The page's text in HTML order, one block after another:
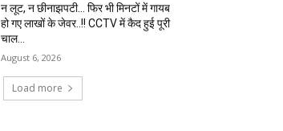
न लूट, न छीनाझपटी… फिर भी मिनटों में गायब
हो गए लाखों के जेवर..!! CCTV में कैद हुई पूरी
चाल…
August 6, 2026
Load more